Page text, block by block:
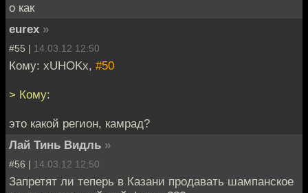
о как
eurex »
#55 | 14.03.12 12:50
Кому: xUHOKx, #50
> Кому:
это какой регион, камрад?
Лай Тинь Видль »
#56 | 14.03.12 12:50
Запретят ли теперь в Казани продавать шампанское